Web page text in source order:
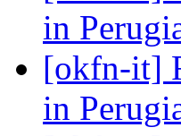
in
[okfn-it]
in